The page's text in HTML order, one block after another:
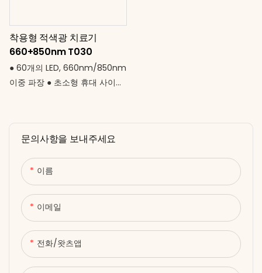
문의사항을 보내주세요
이름
이메일
전화/왓츠앱
착용형 적색광 치료기
660+850nm T030
● 60개의 LED, 660nm/850nm
이중 파장 ● 초소형 휴대 사이즈
로 신체 곡선에 밀착 ● 5~30분
타이머 설정 가능 ● USB 전원
(DC 5V) – 보조 배터리, 노트북,
어댑터 등 다양한 기기에서 사용
가능. 언제 어디서든 맞춤형 테라
피를 경험하세요.